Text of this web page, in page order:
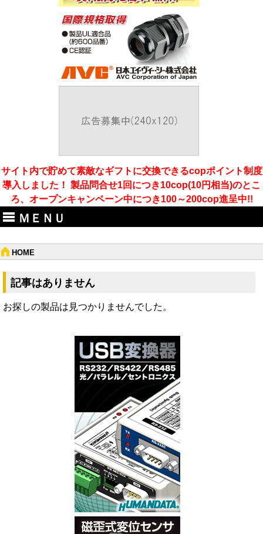
サイト内で貯めて素敵なギフトに交換できるcopポイント制度
導入しました！ 製品問合せ1回につき10cop(10円相当)のとこ
ろ、オープンキャンペーン中につき100～200cop進呈中!!
ＭＥＮＵ
HOME
記事はありません
お探しの製品は見つかりませんでした。